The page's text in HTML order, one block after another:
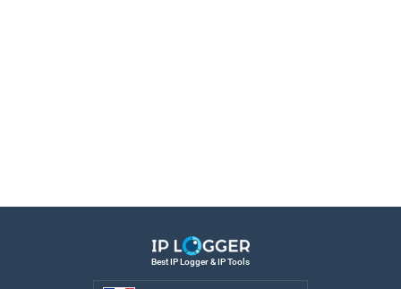
Best IP Logger & IP Tools